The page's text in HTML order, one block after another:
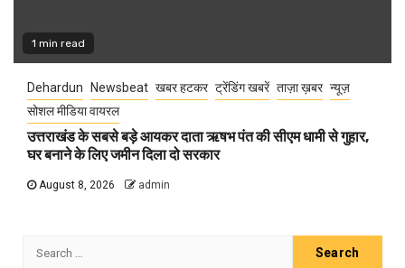
1 min read
Dehardun Newsbeat खबर हटकर ट्रेंडिंग खबरें ताज़ा ख़बर न्यूज़
सोशल मीडिया वायरल
उत्तराखंड के सबसे बड़े आयकर दाता ऋषभ पंत की सीएम धामी से गुहार,
घर बनाने के लिए जमीन दिला दो सरकार
August 8, 2026 admin
Search